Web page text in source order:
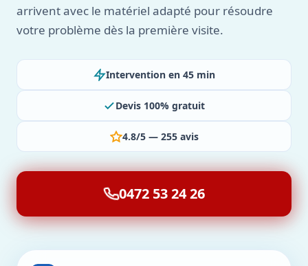
arrivent avec le matériel adapté pour résoudre
votre problème dès la première visite.
Intervention en 45 min
Devis 100% gratuit
4.8/5 — 255 avis
0472 53 24 26